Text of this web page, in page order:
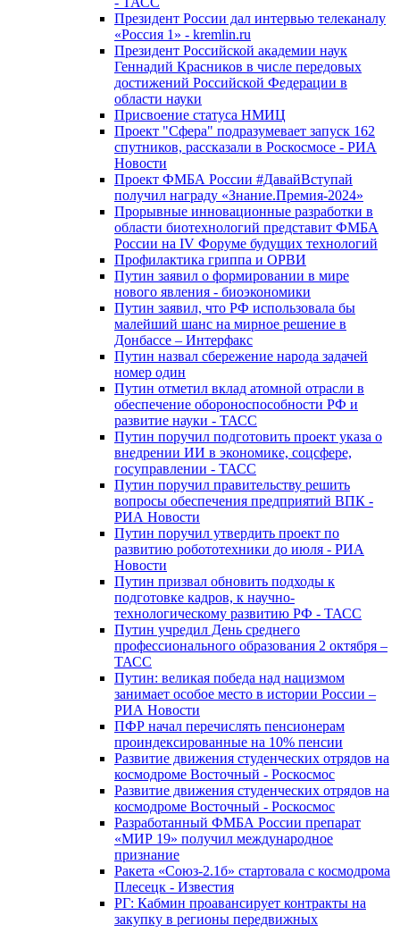
Президент России дал интервью телеканалу
«Россия 1» - kremlin.ru
Президент Российской академии наук
Геннадий Красников в числе передовых
достижений Российской Федерации в
области науки
Присвоение статуса НМИЦ
Проект "Сфера" подразумевает запуск 162
спутников, рассказали в Роскосмосе - РИА
Новости
Проект ФМБА России #ДавайВступай
получил награду «Знание.Премия-2024»
Прорывные инновационные разработки в
области биотехнологий представит ФМБА
России на IV Форуме будущих технологий
Профилактика гриппа и ОРВИ
Путин заявил о формировании в мире
нового явления - биоэкономики
Путин заявил, что РФ использовала бы
малейший шанс на мирное решение в
Донбассе – Интерфакс
Путин назвал сбережение народа задачей
номер один
Путин отметил вклад атомной отрасли в
обеспечение обороноспособности РФ и
развитие науки - ТАСС
Путин поручил подготовить проект указа о
внедрении ИИ в экономике, соцсфере,
госуправлении - ТАСС
Путин поручил правительству решить
вопросы обеспечения предприятий ВПК -
РИА Новости
Путин поручил утвердить проект по
развитию робототехники до июля - РИА
Новости
Путин призвал обновить подходы к
подготовке кадров, к научно-
технологическому развитию РФ - ТАСС
Путин учредил День среднего
профессионального образования 2 октября –
ТАСС
Путин: великая победа над нацизмом
занимает особое место в истории России –
РИА Новости
ПФР начал перечислять пенсионерам
проиндексированные на 10% пенсии
Развитие движения студенческих отрядов на
космодроме Восточный - Роскосмос
Развитие движения студенческих отрядов на
космодроме Восточный - Роскосмос
Разработанный ФМБА России препарат
«МИР 19» получил международное
признание
Ракета «Союз-2.1б» стартовала с космодрома
Плесецк - Известия
РГ: Кабмин проавансирует контракты на
закупку в регионы передвижных